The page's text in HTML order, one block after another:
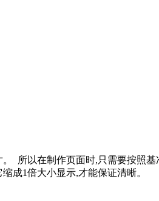
。 所以在制作页面时,只需要按照
成1倍大小显示,才能保证清晰。